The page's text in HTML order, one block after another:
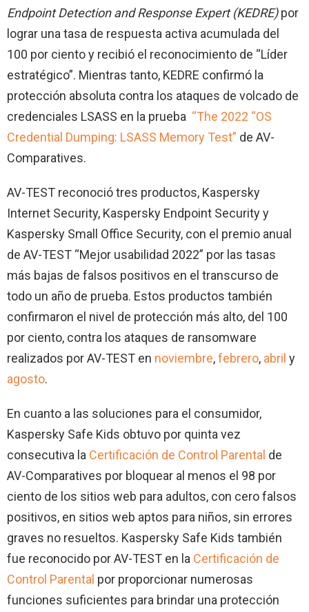
Endpoint Detection and Response Expert (KEDRE)por
lograr una tasa de respuesta activa acumulada del
100 por ciento y recibió el reconocimiento de “Líder
estratégico”. Mientras tanto, KEDRE confirmó la
protección absoluta contra los ataques de volcado de
credenciales LSASS en la prueba “The 2022 “OS
Credential Dumping: LSASS Memory Test” de AV-
Comparatives.
AV-TEST reconoció tres productos, Kaspersky
Internet Security, Kaspersky Endpoint Security y
Kaspersky Small Office Security, con el premio anual
de AV-TEST “Mejor usabilidad 2022” por las tasas
más bajas de falsos positivos en el transcurso de
todo un año de prueba. Estos productos también
confirmaron el nivel de protección más alto, del 100
por ciento, contra los ataques de ransomware
realizados por AV-TEST en noviembre,febrero, abril y
agosto.
En cuanto a las soluciones para el consumidor,
Kaspersky Safe Kids obtuvo por quinta vez
consecutiva la Certificación de Control Parental de
AV-Comparatives por bloquear al menos el 98 por
ciento de los sitios web para adultos, con cero falsos
positivos, en sitios web aptos para niños, sin errores
graves no resueltos. Kaspersky Safe Kids también
fue reconocido por AV-TEST en la Certificación de
Control Parental por proporcionar numerosas
funciones suficientes para brindar una protección